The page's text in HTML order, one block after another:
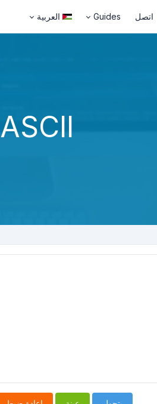
اتصل Guides العربية
ASCII إلى ثنائي